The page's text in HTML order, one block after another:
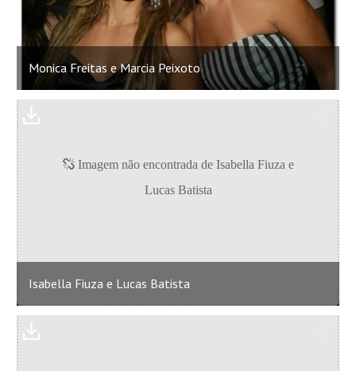
Monica Freitas e Marcia Peixoto
Isabella Fiuza e Lucas Batista